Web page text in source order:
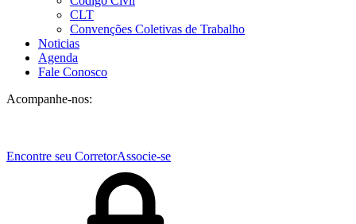
CLT
Convenções Coletivas de Trabalho
Noticias
Agenda
Fale Conosco
Acompanhe-nos:
Encontre seu CorretorAssocie-se